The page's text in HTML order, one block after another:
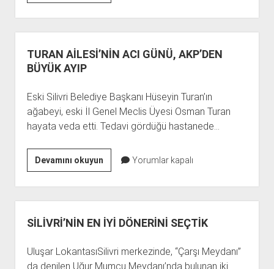
EN’LERİ
ÖDÜL
TÖRENİ
SİLİVRİ’DE
￼
TURAN AİLESİ’NİN ACI GÜNÜ, AKP’DEN
BÜYÜK AYIP
Eski Silivri Belediye Başkanı Hüseyin Turan’ın
ağabeyi, eski İl Genel Meclis Üyesi Osman Turan
hayata veda etti. Tedavi gördüğü hastanede…
Devamını okuyunTURAN
AİLESİ’NİN
ACI
GÜNÜ,
AKP’DEN
AYIP
Yorumlar kapalı
SİLİVRİ’NİN EN İYİ DÖNERİNİ SEÇTİK
Uluşar LokantasıSilivri merkezinde, “Çarşı Meydanı”
da denilen Uğur Mumcu Meydanı’nda bulunan iki